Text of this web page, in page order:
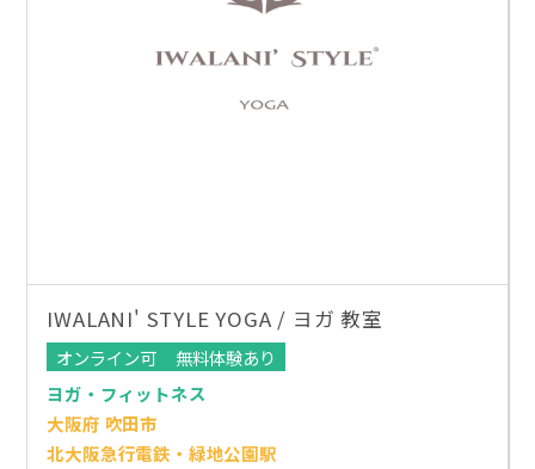
IWALANI' STYLE YOGA / ヨガ 教室
オンライン可
無料体験あり
ヨガ・フィットネス
大阪府 吹田市
北大阪急行電鉄・緑地公園駅